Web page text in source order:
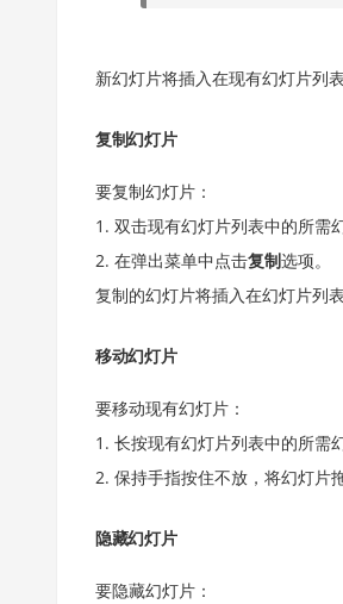
新幻灯片将插入在现有幻灯片列
复制幻灯片
要复制幻灯片：
双击现有幻灯片列表中的所需
在弹出菜单中点击复制选项。
复制的幻灯片将插入在幻灯片列
移动幻灯片
要移动现有幻灯片：
长按现有幻灯片列表中的所需
保持手指按住不放，将幻灯片
隐藏幻灯片
要隐藏幻灯片：